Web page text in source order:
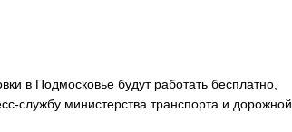
в Подмосковье будут работать бесплатно,
службу министерства транспорта и дорожной